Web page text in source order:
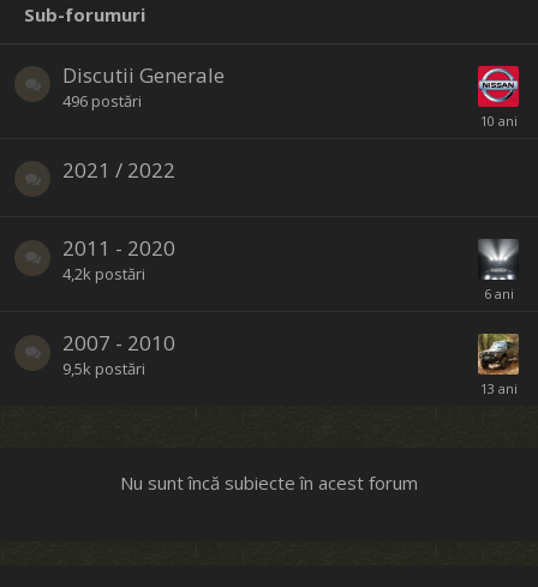
Sub-forumuri
Discutii Generale
496 postări
2021 / 2022
2011 - 2020
4,2k postări
2007 - 2010
9,5k postări
Nu sunt încă subiecte în acest forum